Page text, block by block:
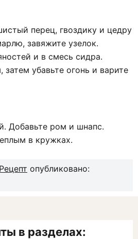
перец, гвоздику и цедру
завяжите узелок.
и в смесь сидра.
убавьте огонь и варите
Добавьте ром и шнапс.
в кружках.
опубликовано:
в разделах: